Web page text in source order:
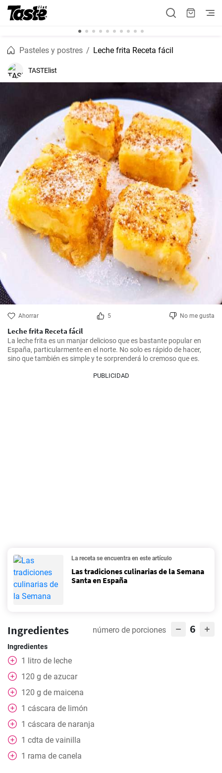
Pasteles y postres Leche frita Receta fácil
TASTElist
Ahorrar 5 No me gusta
Leche frita Receta fácil
La leche frita es un manjar delicioso que es bastante popular en
España, particularmente en el norte. No solo es rápido de hacer,
sino que también es simple y te sorprenderá lo cremoso que es.
PUBLICIDAD
La receta se encuentra en este artículo
Las tradiciones culinarias de la Semana
Santa en España
Ingredientes número de porciones 6
Ingredientes
1 litro de leche
120 g de azucar
120 g de maicena
1 cáscara de limón
1 cáscara de naranja
1 cdta de vainilla
1 rama de canela